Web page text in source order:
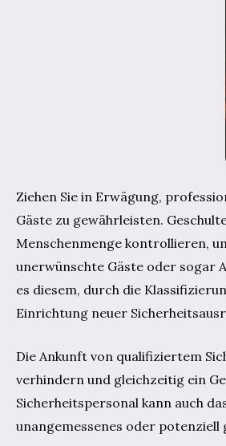
Ziehen Sie in Erwägung,
Gäste zu gewährleisten.
Menschenmenge kontrollieren,
unerwünschte Gäste oder sogar
es diesem, durch die
Einrichtung neuer
Die Ankunft von qualifiziertem
verhindern und gleichzeitig ein
Sicherheitspersonal kann auch
unangemessenes oder